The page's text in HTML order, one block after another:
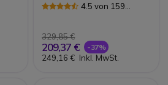
4.5 von 159
329,85 €
209,37 € -37%
249,16 € Inkl. MwSt.